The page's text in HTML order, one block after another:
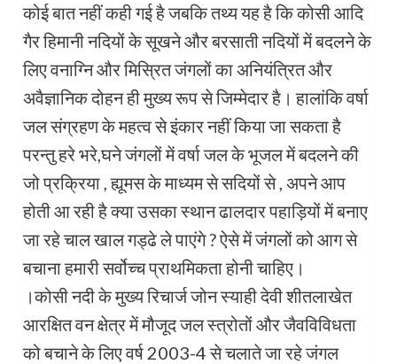
कोई बात नहीं कही गई है जबकि तथ्य यह है कि कोसी आदि
गैर हिमानी नदियों के सूखने और बरसाती नदियों में बदलने के
लिए वनाग्नि और मिस्रित जंगलों का अनियंत्रित और
अवैज्ञानिक दोहन ही मुख्य रूप से जिम्मेदार है। हालांकि वर्षा
जल संग्रहण के महत्व से इंकार नहीं किया जा सकता है
परन्तु हरे भरे,घने जंगलों में वर्षा जल के भूजल में बदलने की
जो प्रक्रिया , ह्यूमस के माध्यम से सदियों से , अपने आप
होती आ रही है क्या उसका स्थान ढालदार पहाड़ियों में बनाए
जा रहे चाल खाल गड्ढे ले पाएंगे ? ऐसे में जंगलों को आग से
बचाना हमारी सर्वोच्च प्राथमिकता होनी चाहिए।
।कोसी नदी के मुख्य रिचार्ज जोन स्याही देवी शीतलाखेत
आरक्षित वन क्षेत्र में मौजूद जल स्त्रोतों और जैवविविधता
को बचाने के लिए वर्ष 2003-4 से चलाते जा रहे जंगल